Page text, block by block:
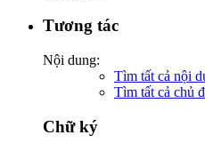
Tương tác
Nội dung:
Tìm tất cả nội
Tìm tất cả chủ
Chữ ký